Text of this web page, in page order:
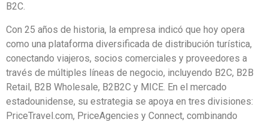
B2C.
Con 25 años de historia, la empresa indicó que hoy opera
como una plataforma diversificada de distribución turística,
conectando viajeros, socios comerciales y proveedores a
través de múltiples líneas de negocio, incluyendo B2C, B2B
Retail, B2B Wholesale, B2B2C y MICE. En el mercado
estadounidense, su estrategia se apoya en tres divisiones:
PriceTravel.com, PriceAgencies y Connect, combinando